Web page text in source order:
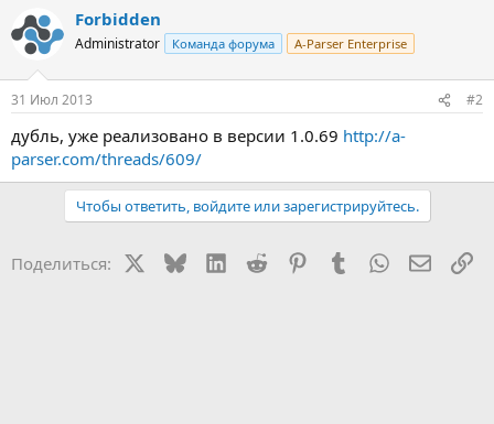
Forbidden
Administrator Команда форума A-Parser Enterprise
31 Июл 2013 #2
дубль, уже реализовано в версии 1.0.69 http://a-
parser.com/threads/609/
Чтобы ответить, войдите или зарегистрируйтесь.
Поделиться: BlueskyLinkedIn
Reddit PinterestTumblr WhatsApp